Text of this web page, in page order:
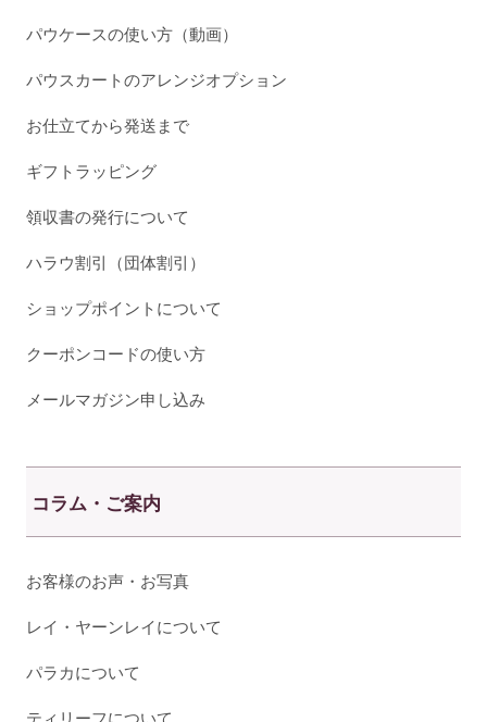
パウケースの使い方（動画）
パウスカートのアレンジオプション
お仕立てから発送まで
ギフトラッピング
領収書の発行について
ハラウ割引（団体割引）
ショップポイントについて
クーポンコードの使い方
メールマガジン申し込み
コラム・ご案内
お客様のお声・お写真
レイ・ヤーンレイについて
パラカについて